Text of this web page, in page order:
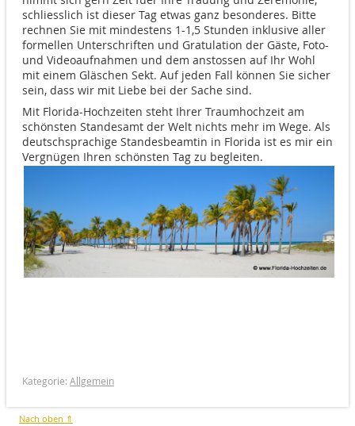
schliesslich ist dieser Tag etwas ganz besonderes. Bitte
rechnen Sie mit mindestens 1-1,5 Stunden inklusive aller
formellen Unterschriften und Gratulation der Gäste, Foto-
und Videoaufnahmen und dem anstossen auf Ihr Wohl
mit einem Gläschen Sekt. Auf jeden Fall können Sie sicher
sein, dass wir mit Liebe bei der Sache sind.
Mit Florida-Hochzeiten steht Ihrer Traumhochzeit am
schönsten Standesamt der Welt nichts mehr im Wege. Als
deutschsprachige Standesbeamtin in Florida ist es mir ein
Vergnügen Ihren schönsten Tag zu begleiten.
Kategorie: Allgemein
Nach oben ⇑